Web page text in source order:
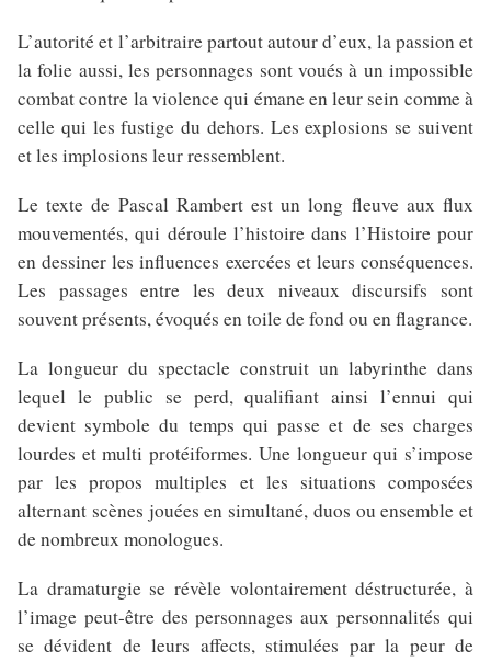
L’autorité et l’arbitraire partout autour d’eux, la passion et
la folie aussi, les personnages sont voués à un impossible
combat contre la violence qui émane en leur sein comme à
celle qui les fustige du dehors. Les explosions se suivent
et les implosions leur ressemblent.
Le texte de Pascal Rambert est un long fleuve aux flux
mouvementés, qui déroule l’histoire dans l’Histoire pour
en dessiner les influences exercées et leurs conséquences.
Les passages entre les deux niveaux discursifs sont
souvent présents, évoqués en toile de fond ou en flagrance.
La longueur du spectacle construit un labyrinthe dans
lequel le public se perd, qualifiant ainsi l’ennui qui
devient symbole du temps qui passe et de ses charges
lourdes et multi protéiformes. Une longueur qui s’impose
par les propos multiples et les situations composées
alternant scènes jouées en simultané, duos ou ensemble et
de nombreux monologues.
La dramaturgie se révèle volontairement déstructurée, à
l’image peut-être des personnages aux personnalités qui
se dévident de leurs affects, stimulées par la peur de